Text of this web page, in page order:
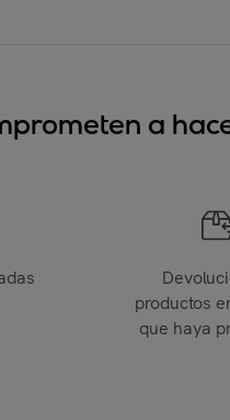
a
productos
que haya